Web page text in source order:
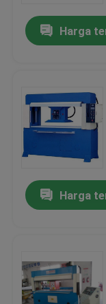
Tur Pabrik
Hubungi kami
Permintaan
Mesin
Mesin Cut Cut
Mesin Cutting
Harga
Harga